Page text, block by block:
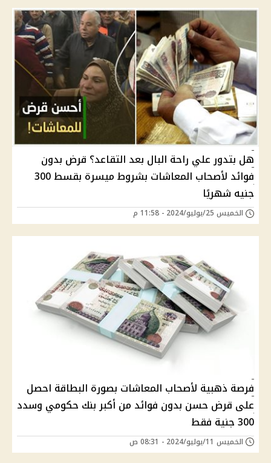
هل بتدور علي راحة البال بعد التقاعد؟ قرض بدون
فوائد لأصحاب المعاشات بشروط ميسرة بقسط 300
جنيه شهريًا
الخميس 25/يوليو/2024 - 11:58 م
فرصة ذهبية لأصحاب المعاشات بصورة البطاقة احصل
على قرض حسن بدون فوائد من أكبر بنك حكومي وسدد
300 جنية فقط
الخميس 11/يوليو/2024 - 08:31 ص